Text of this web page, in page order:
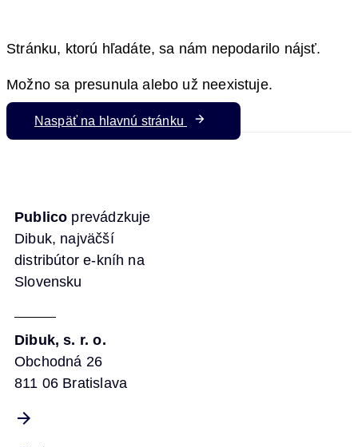
Stránku, ktorú hľadáte, sa nám nepodarilo nájsť.
Možno sa presunula alebo už neexistuje.
Naspäť na hlavnú stránku
Publico prevádzkuje
Dibuk, najväčší
distribútor e-kníh na
Slovensku
Dibuk, s. r. o.
Obchodná 26
811 06 Bratislava